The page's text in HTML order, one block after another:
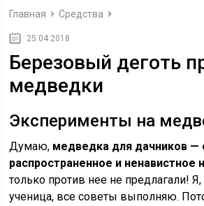
Главная Средства
25.04.2018
Березовый деготь
медведки
Эксперименты на
Думаю, медведка для дачников —
распространенное и ненавистное
только против нее не предлагали!
ученица, все советы выполняю.